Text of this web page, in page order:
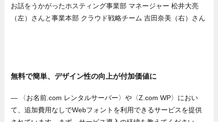
お話をうかがったホスティング事業部 マネージャー 松井大亮
（左）さんと事業本部 クラウド戦略チーム 吉田奈美（右）さん
無料で簡単、デザイン性の向上が付加価値に
— 〈お名前.com レンタルサーバー〉や〈Z.com WP〉におい
て、追加費用なしでWebフォントを利用できるサービスを提供